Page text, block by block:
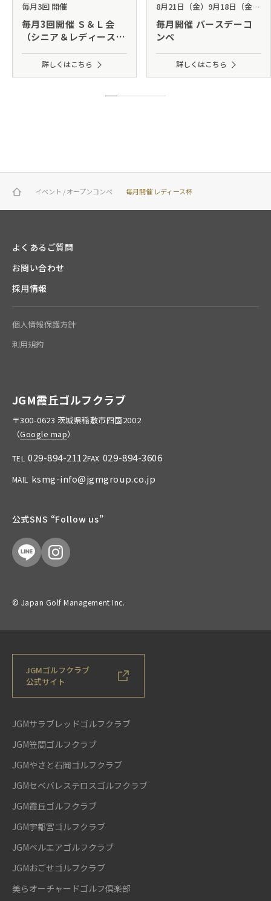
毎月3回 開催
毎月3回開催 Ｓ＆Ｌ会
（シニア＆レディース）
詳しくはこちら
8月21日（金）9月18日（金）
10月28日（水） 開催
毎月開催 バースデーコ
ンペ
詳しくはこちら
イベント / オープンコンペ 毎月開催 レディース杯
よくあるご質問
お問い合わせ
採用情報
個人情報保護方針
利用規約
JGM霞丘ゴルフクラブ
〒300-0623 茨城県稲敷市四箇2002
（Google map）
TEL 029-894-2112FAX 029-894-3606
MAIL ksmg-info@jgmgroup.co.jp
公式SNS “Follow us”
© Japan Golf Management Inc.
JGMゴルフクラブ
公式サイト
JGMサラブレッドゴルフクラブ
JGM笠間ゴルフクラブ
JGMやさと石岡ゴルフクラブ
JGMセベバレステロスゴルフクラブ
JGM霞丘ゴルフクラブ
JGM宇都宮ゴルフクラブ
JGMベルエアゴルフクラブ
JGMおごせゴルフクラブ
美らオーチャードゴルフ倶楽部